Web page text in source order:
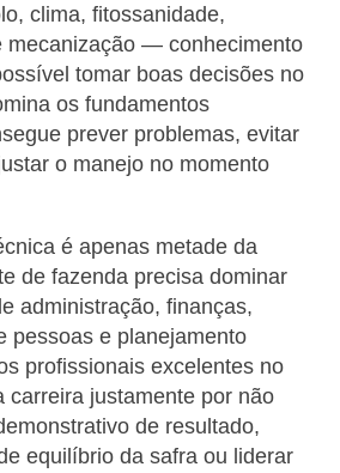
clima, fitossanidade,
mecanização — conhecimento
tomar boas decisões no
os fundamentos
prever problemas, evitar
o manejo no momento
é apenas metade da
de fazenda precisa dominar
administração, finanças,
pessoas e planejamento
profissionais excelentes no
carreira justamente por não
de resultado,
equilíbrio da safra ou liderar